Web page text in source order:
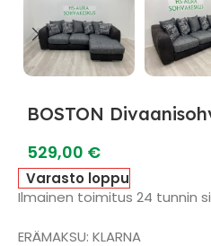
BOSTON
529,00 €
Varasto loppu
Ilmainen toimitus 24 tunnin
ERÄMAKSU: KLARNA